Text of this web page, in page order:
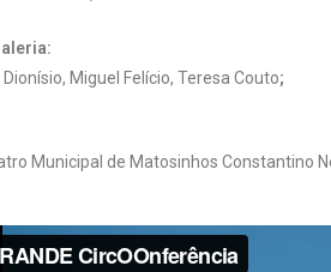
Miguel Felício, Teresa Couto;
Municipal de Matosinhos Constantino